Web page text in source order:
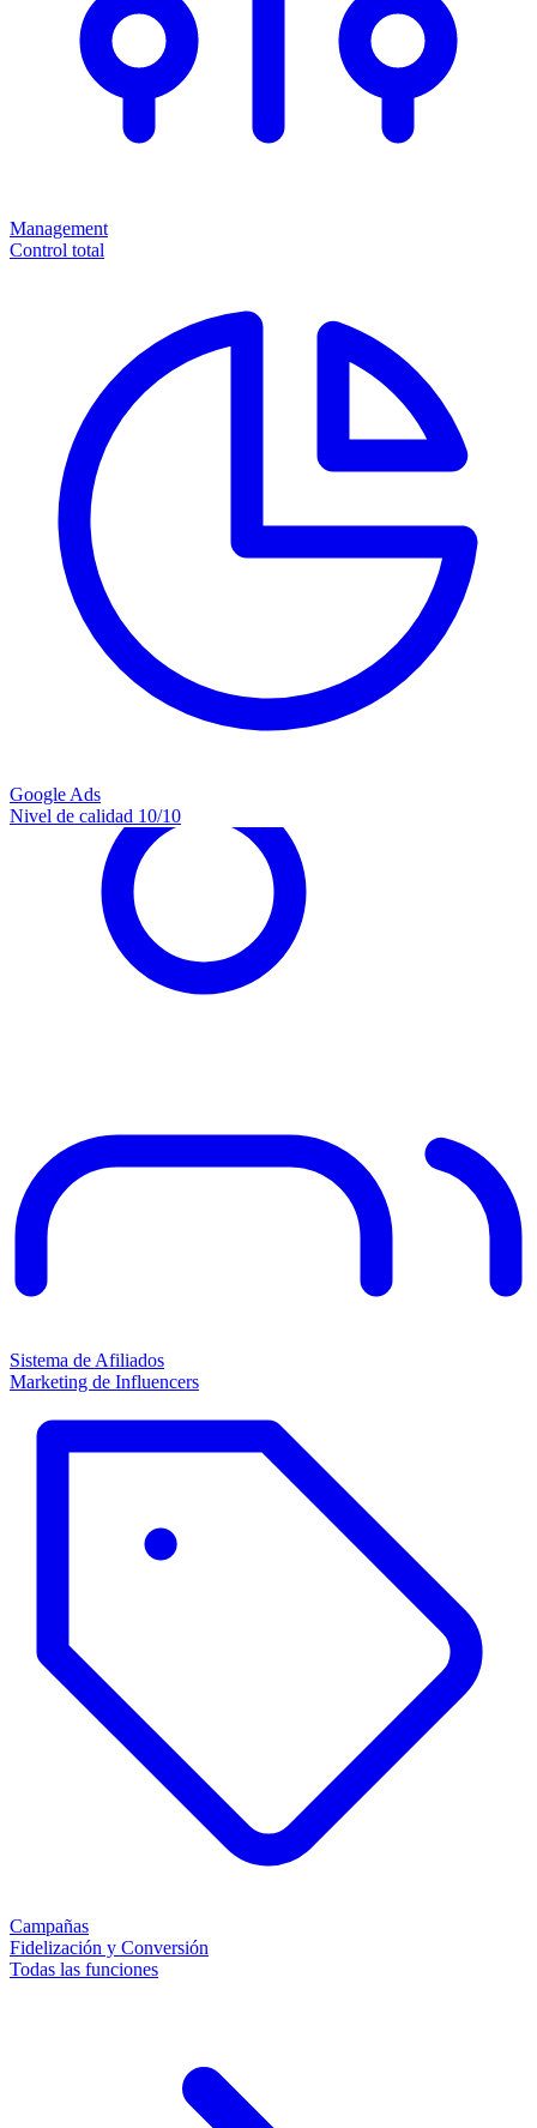
Management
Control total
Google Ads
Nivel de calidad 10/10
Sistema de Afiliados
Marketing de Influencers
Campañas
Fidelización y Conversión
Todas las funciones